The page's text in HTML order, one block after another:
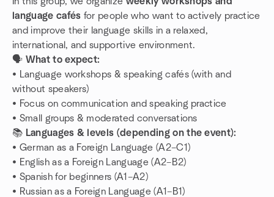
language cafés for people who want to actively practice
and improve their language skills in a relaxed,
international, and supportive environment.
🗣 What to expect:
• Language workshops & speaking cafés (with and
without speakers)
• Focus on communication and speaking practice
• Small groups & moderated conversations
📚 Languages & levels (depending on the event):
• German as a Foreign Language (A2–C1)
• English as a Foreign Language (A2–B2)
• Spanish for beginners (A1–A2)
• Russian as a Foreign Language (A1–B1)